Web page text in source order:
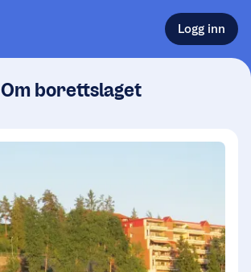
Logg inn
Om borettslaget